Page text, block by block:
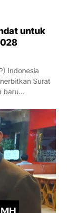
untuk
Indonesia
Surat
baru…